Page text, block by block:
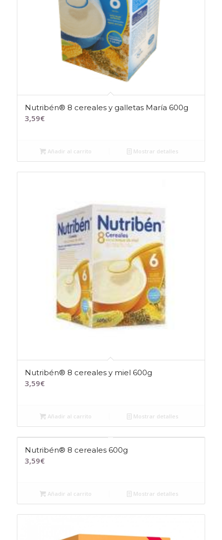
Nutribén® 8 cereales y galletas María 600g
3,59€
Añadir al carrito Mostrar detalles
Nutribén® 8 cereales y miel 600g
3,59€
Añadir al carrito Mostrar detalles
Nutribén® 8 cereales 600g
3,59€
Añadir al carrito Mostrar detalles